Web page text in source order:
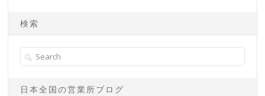
検索
日本全国の営業所ブログ